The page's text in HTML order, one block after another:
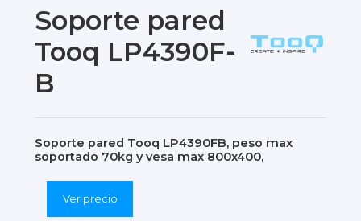
Soporte pared
Tooq LP4390F-
B
Soporte pared Tooq LP4390FB, peso max
soportado 70kg y vesa max 800x400,
Ver precio